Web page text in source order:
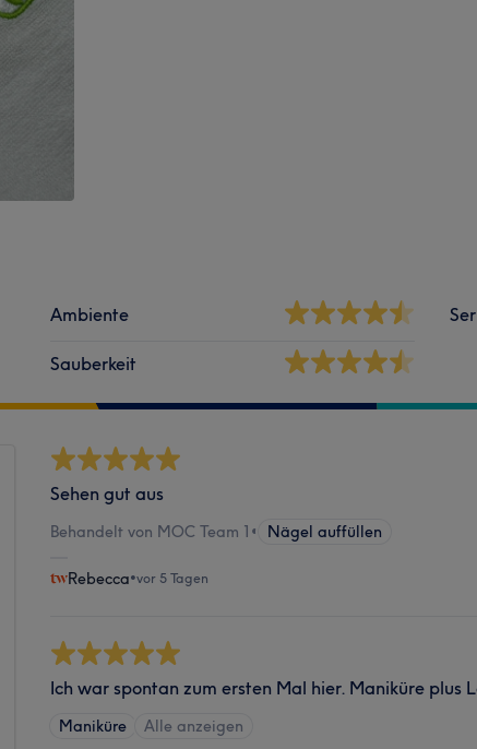
Ambiente
Sauberkeit
Sehen gut aus
Behandelt von MOC Team 1 • Nägel auffüllen
Rebecca•vor 5 Tagen
Ich war spontan zum ersten Mal hier. Maniküre plus
Maniküre Alle anzeigen